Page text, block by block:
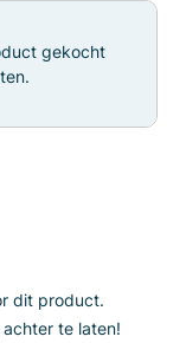
dit product.
te laten!
gekocht